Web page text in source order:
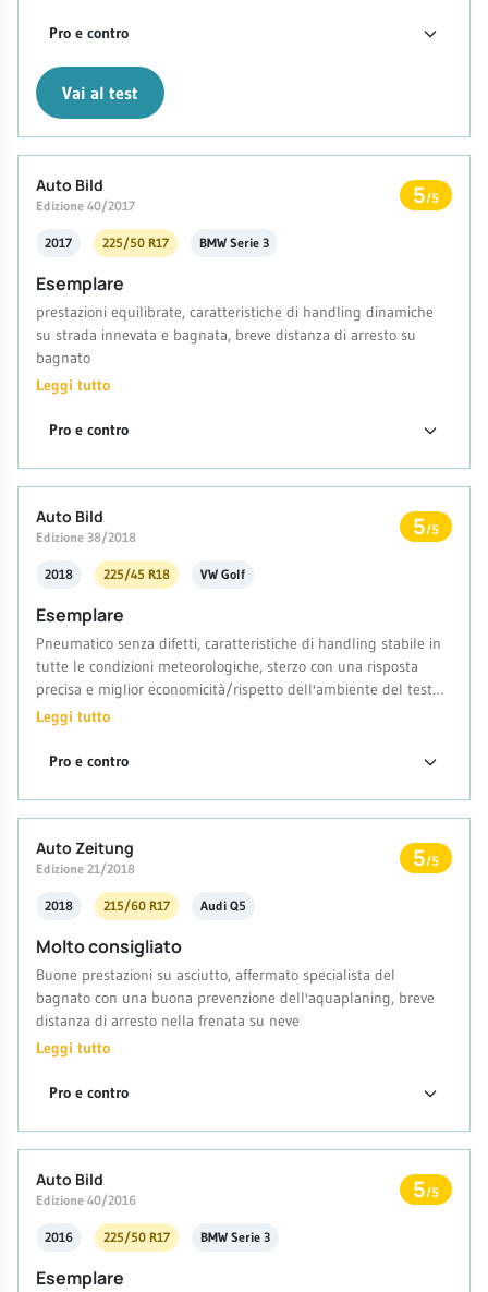
Pro e contro
Vai al test
Auto Bild
Edizione 40/2017 5/5
2017 225/50 R17 BMW Serie 3
Esemplare
prestazioni equilibrate, caratteristiche di handling dinamiche
su strada innevata e bagnata, breve distanza di arresto su
bagnato
Leggi tutto
Pro e contro
Auto Bild
Edizione 38/2018 5/5
2018 225/45 R18 VW Golf
Esemplare
Pneumatico senza difetti, caratteristiche di handling stabile in
tutte le condizioni meteorologiche, sterzo con una risposta
precisa e miglior economicità/rispetto dell'ambiente del test
(basso consumo carburante e usura)
Leggi tutto
Pro e contro
Auto Zeitung
Edizione 21/2018 5/5
2018 215/60 R17 Audi Q5
Molto consigliato
Buone prestazioni su asciutto, affermato specialista del
bagnato con una buona prevenzione dell'aquaplaning, breve
distanza di arresto nella frenata su neve
Leggi tutto
Pro e contro
Auto Bild
Edizione 40/2016 5/5
2016 225/50 R17 BMW Serie 3
Esemplare